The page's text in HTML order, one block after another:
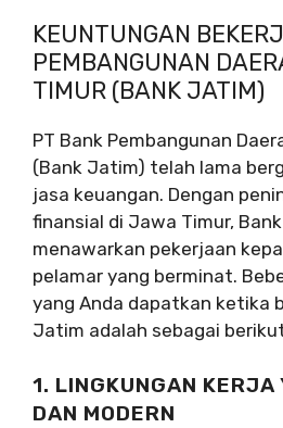
KEUNTUNGAN
PEMBANGUNAN
TIMUR (BANK JATIM)
PT Bank Pembangunan
(Bank Jatim) telah lama
jasa keuangan. Dengan
finansial di Jawa Timur,
menawarkan pekerjaan
pelamar yang berminat.
yang Anda dapatkan ketika
Jatim adalah sebagai
1. LINGKUNGAN KERJA
DAN MODERN